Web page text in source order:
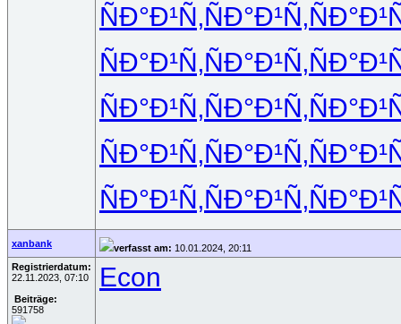
ÑÐ°Ð¹Ñ‚ÑÐ°Ð¹Ñ‚
ÑÐ°Ð¹Ñ‚ÑÐ°Ð¹Ñ‚
ÑÐ°Ð¹Ñ‚ÑÐ°Ð¹Ñ‚
ÑÐ°Ð¹Ñ‚ÑÐ°Ð¹Ñ‚
ÑÐ°Ð¹Ñ‚ÑÐ°Ð¹Ñ‚
xanbank verfasst am: 10.01.2024, 20:11
Registrierdatum:
22.11.2023, 07:10
Beiträge:
591758
Econ